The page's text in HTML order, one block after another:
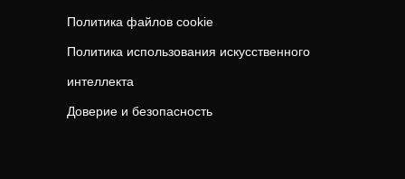
Политика файлов cookie
Политика использования искусственного
интеллекта
Доверие и безопасность